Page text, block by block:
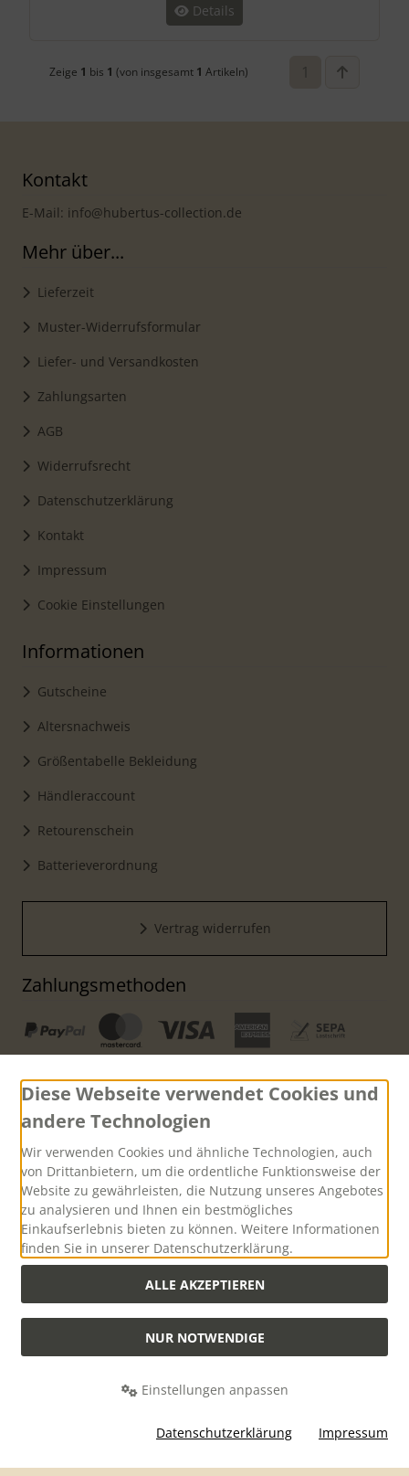
Details
Zeige 1 bis 1 (von insgesamt 1 Artikeln)
Kontakt
E-Mail: info@hubertus-collection.de
Mehr über...
Lieferzeit
Muster-Widerrufsformular
Liefer- und Versandkosten
Zahlungsarten
AGB
Widerrufsrecht
Datenschutzerklärung
Kontakt
Impressum
Cookie Einstellungen
Informationen
Gutscheine
Altersnachweis
Größentabelle Bekleidung
Händleraccount
Retourenschein
Batterieverordnung
Vertrag widerrufen
Zahlungsmethoden
Versand
Versandkostenfreie Lieferung innerhalb Deutschlands ab
einem Warenwert von 500,00 Euro
Alle Preise inkl. gesetzl. MwSt. zzgl.Versandkosten
Onlineshop mit Jagdzubehör und praktischer Jagd-Outdoorbekleidung.
Outdoorbekleidung © 2026 | Template © 2026 by Karl
Diese Webseite verwendet Cookies und
andere Technologien
Wir verwenden Cookies und ähnliche Technologien, auch
von Drittanbietern, um die ordentliche Funktionsweise der
Website zu gewährleisten, die Nutzung unseres Angebotes
zu analysieren und Ihnen ein bestmögliches
Einkaufserlebnis bieten zu können. Weitere Informationen
finden Sie in unserer Datenschutzerklärung.
ALLE AKZEPTIEREN
NUR NOTWENDIGE
Einstellungen anpassen
Datenschutzerklärung Impressum